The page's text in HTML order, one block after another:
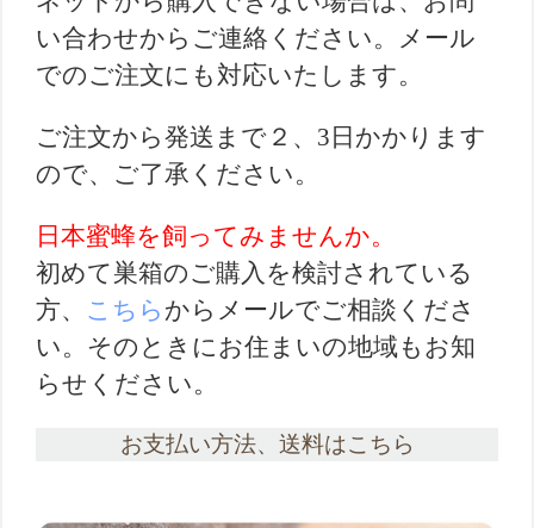
い合わせからご連絡ください。メール
でのご注文にも対応いたします。
ご注文から発送まで２、3日かかります
ので、ご了承ください。
日本蜜蜂を飼ってみませんか。
初めて巣箱のご購入を検討されている
方、 こちら からメールでご相談くださ
い。そのときにお住まいの地域もお知
らせください。
お支払い方法、送料はこちら